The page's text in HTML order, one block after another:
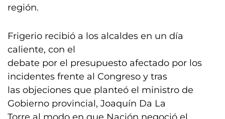
región.
Frigerio recibió a los alcaldes en un día
caliente, con el
debate por el presupuesto afectado por los
incidentes frente al Congreso y tras
las objeciones que planteó el ministro de
Gobierno provincial, Joaquín Da La